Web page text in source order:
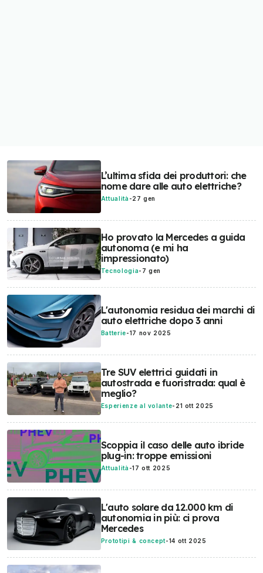
L’ultima sfida dei produttori: che
nome dare alle auto elettriche?
Attualità -27 gen
Ho provato la Mercedes a guida
autonoma (e mi ha
impressionato)
Tecnologia- 7 gen
L'autonomia residua dei marchi di
auto elettriche dopo 3 anni
Batterie-17 nov 2025
Tre SUV elettrici guidati in
autostrada e fuoristrada: qual è
meglio?
Esperienze al volante- 21 ott 2025
Scoppia il caso delle auto ibride
plug-in: troppe emissioni
Attualità -17 ott 2025
L'auto solare da 12.000 km di
autonomia in più: ci prova
Mercedes
Prototipi & concept-14 ott 2025